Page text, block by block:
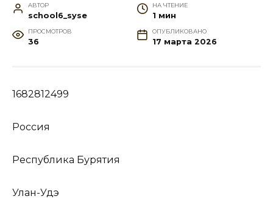
АВТОР
school6_syse
НА ЧТЕНИЕ
1 мин
ПРОСМОТРОВ
36
ОПУБЛИКОВАНО
17 марта 2026
1682812499
Россия
Республика Бурятия
Улан-Удэ